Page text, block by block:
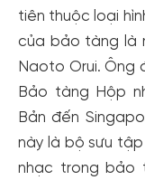
tiên thuộc loại
của bảo tàng là
Naoto Orui. Ông
Bảo tàng Hộp
Bản đến
này là bộ sưu
nhạc trong bảo